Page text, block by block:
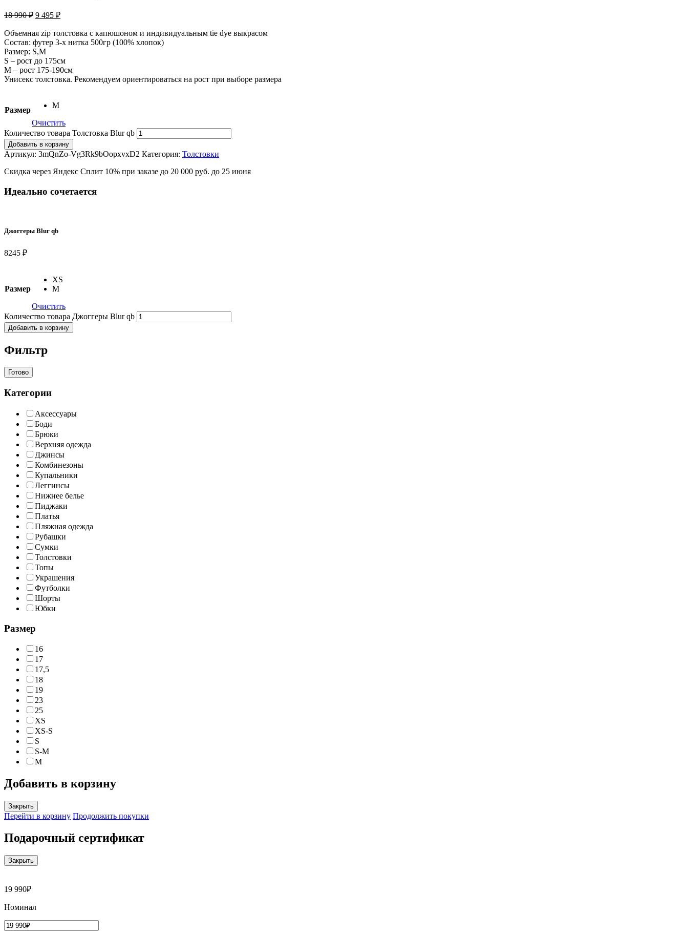
18 990₽ 9 495 ₽
Объемная zip толстовка с капюшоном и индивидуальным tie dye выкрасом
Состав: футер 3-х нитка 500гр (100% хлопок)
Размер: S,M
S – рост до 175см
M – рост 175-190см
Унисекс толстовка. Рекомендуем ориентироваться на рост при выборе размера
Размер
M
Очистить
Количество товара Толстовка Blur qb
Добавить в корзину
Артикул: 3mQnZo-Vg3Rk9bOopxvxD2 Категория: Толстовки
Скидка через Яндекс Сплит 10% при заказе до 20 000 руб. до 25 июня
Идеально сочетается
Джоггеры Blur qb
8245 ₽
Размер
XS
M
Очистить
Количество товара Джоггеры Blur qb
Добавить в корзину
Фильтр
Готово
Категории
Аксессуары
Боди
Брюки
Верхняя одежда
Джинсы
Комбинезоны
Купальники
Леггинсы
Нижнее белье
Пиджаки
Платья
Пляжная одежда
Рубашки
Сумки
Толстовки
Топы
Украшения
Футболки
Шорты
Юбки
Размер
16
17
17,5
18
19
23
25
XS
XS-S
S
S-M
M
Добавить в корзину
Закрыть
Перейти в корзину Продолжить покупки
Подарочный сертификат
Закрыть
19 990₽
Номинал